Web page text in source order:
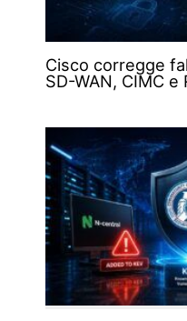
Cisco corregge
SD-WAN, CIMC e